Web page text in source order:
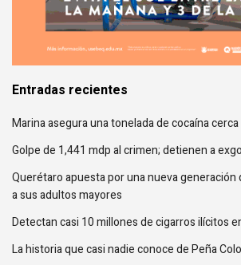
Entradas recientes
Marina asegura una tonelada de cocaína
Golpe de 1,441 mdp al crimen; detienen a
Querétaro apuesta por una nueva generación
a sus adultos mayores
Detectan casi 10 millones de cigarros ilícitos
La historia que casi nadie conoce de Peña